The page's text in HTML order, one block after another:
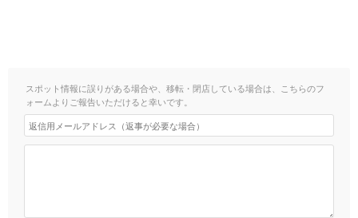
スポット情報に誤りがある場合や、移転・閉店している場合は、こちらのフ
ォームよりご報告いただけると幸いです。